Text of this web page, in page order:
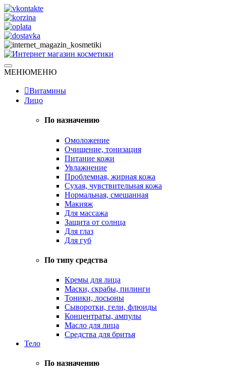
Skip
to
content
Интернет магазин косметики
Натуральная косметика
МЕНЮМЕНЮ
Витамины
Лицо
По назначению
Омоложение
Очищение, тонизация
Питание кожи
Увлажнение
Проблемная, жирная кожа
Сухая, чувствительная кожа
Нормальная, смешанная
Макияж
Для массажа
Защита от солнца
Для глаз
Для губ
По типу средства
Кремы для лица
Маски, скрабы, пилинги
Тоники, лосьоны
Сыворотки, гели, флюиды
Концентраты, ампулы
Масло для лица
Средства для бритья
Тело
По назначению